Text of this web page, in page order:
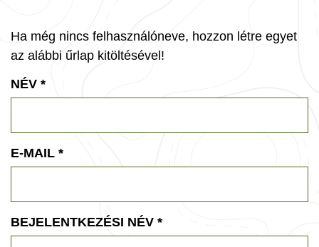
Ha még nincs felhasználóneve, hozzon létre egyet
az alábbi űrlap kitöltésével!
NÉV *
E-MAIL *
BEJELENTKEZÉSI NÉV *